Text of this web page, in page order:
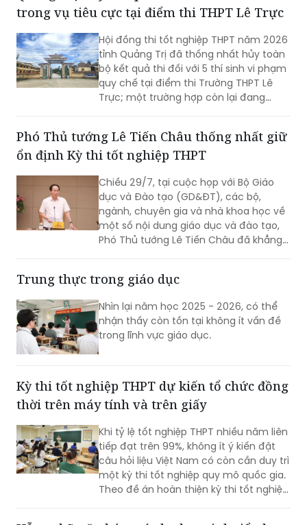
trong vụ tiêu cực tại điểm thi THPT Lê Trực
Hội đồng thi tốt nghiệp THPT năm 2026
tỉnh Quảng Trị đã thống nhất hủy toàn
bộ kết quả thi đối với 5 thí sinh vi phạm
quy chế tại điểm thi Trường THPT Lê
Trực; một trường hợp còn lại đang
Phó Thủ tướng Lê Tiến Châu thống nhất giữ
ổn định Kỳ thi tốt nghiệp THPT
Chiều 29/7, tại cuộc họp với Bộ Giáo
dục và Đào tạo (GD&ĐT), các bộ,
ngành, chuyên gia và nhà khoa học về
một số nội dung giáo dục và đào tạo,
Phó Thủ tướng Lê Tiến Châu đã khẳng
THPT, bởi đây là kỳ thi đánh giá chuẩn
không thể bỏ trống.
Trung thực trong giáo dục
Nhìn lại năm học 2025 - 2026, có thể
nhận thấy còn tồn tại không ít vấn đề
trong lĩnh vực giáo dục.
Kỳ thi tốt nghiệp THPT dự kiến tổ chức đồng
thời trên máy tính và trên giấy
Khi tỷ lệ tốt nghiệp THPT nhiều năm liên
tiếp đạt trên 99%, không ít ý kiến đặt
câu hỏi liệu Việt Nam có còn cần duy trì
một kỳ thi tốt nghiệp quy mô quốc gia.
Theo đề án hoàn thiện kỳ thi tốt nghiệp